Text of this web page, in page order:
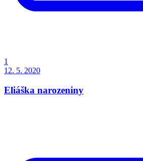
1
12. 5. 2020
Eliáška narozeniny